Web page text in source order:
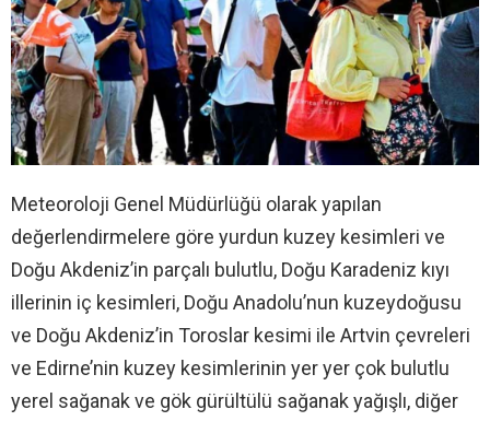
Meteoroloji Genel Müdürlüğü olarak yapılan
değerlendirmelere göre yurdun kuzey kesimleri ve
Doğu Akdeniz’in parçalı bulutlu, Doğu Karadeniz kıyı
illerinin iç kesimleri, Doğu Anadolu’nun kuzeydoğusu
ve Doğu Akdeniz’in Toroslar kesimi ile Artvin çevreleri
ve Edirne’nin kuzey kesimlerinin yer yer çok bulutlu
yerel sağanak ve gök gürültülü sağanak yağışlı, diğer